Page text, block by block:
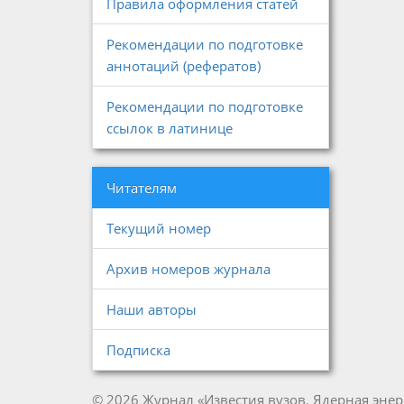
Правила оформления статей
Рекомендации по подготовке
аннотаций (рефератов)
Рекомендации по подготовке
ссылок в латинице
Читателям
Текущий номер
Архив номеров журнала
Наши авторы
Подписка
© 2026 Журнал «Известия вузов. Ядерная